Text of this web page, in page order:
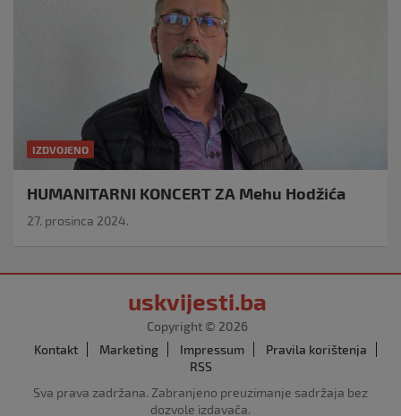
IZDVOJENO
HUMANITARNI KONCERT ZA Mehu Hodžića
27. prosinca 2024.
uskvijesti.ba
Copyright © 2026
Kontakt
Marketing Impressum
Pravila korištenja
RSS
Sva prava zadržana. Zabranjeno preuzimanje sadržaja bez
dozvole izdavača.